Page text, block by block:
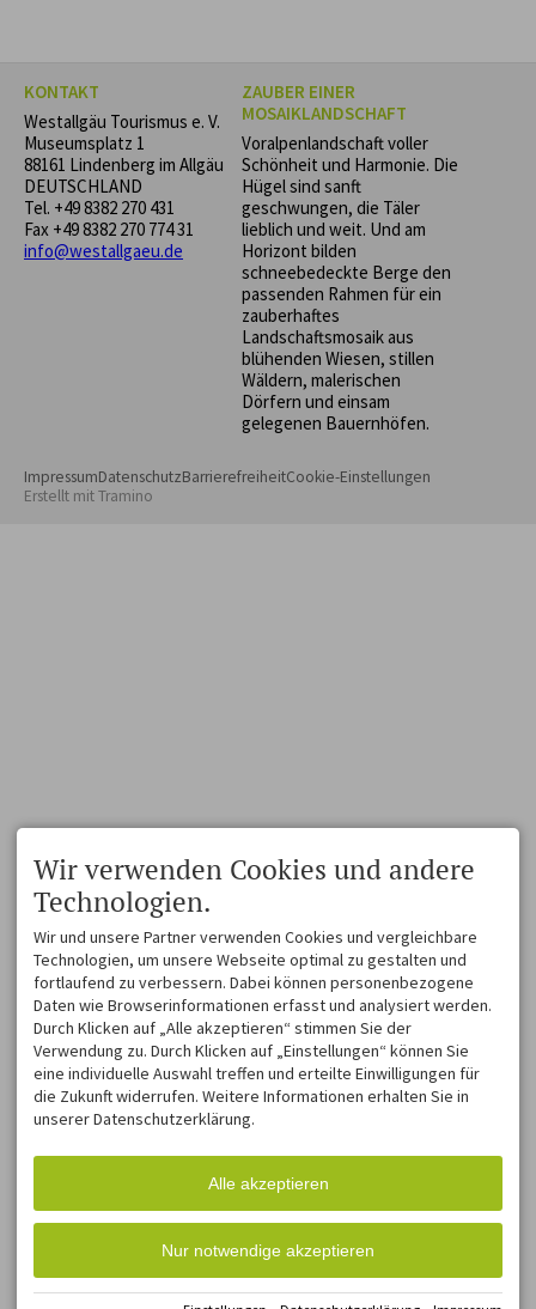
Witterung.
Abend voller Musik
und Gemeinschaft.
KONTAKT
Westallgäu Tourismus e. V.
Museumsplatz 1
88161 Lindenberg im Allgäu
DEUTSCHLAND
Tel. +49 8382 270 431
Fax +49 8382 270 774 31
info@westallgaeu.de
ZAUBER EINER
MOSAIKLANDSCHAFT
Voralpenlandschaft voller
Schönheit und Harmonie. Die
Hügel sind sanft
geschwungen, die Täler
lieblich und weit. Und am
Horizont bilden
schneebedeckte Berge den
passenden Rahmen für ein
zauberhaftes
Landschaftsmosaik aus
blühenden Wiesen, stillen
Wäldern, malerischen
Dörfern und einsam
gelegenen Bauernhöfen.
ImpressumDatenschutzBarrierefreiheitCookie-Einstellungen
Erstellt mitTramino
Wir verwenden Cookies und andere
Technologien.
Wir und unsere Partner verwenden Cookies und vergleichbare
Technologien, um unsere Webseite optimal zu gestalten und
fortlaufend zu verbessern. Dabei können personenbezogene
Daten wie Browserinformationen erfasst und analysiert werden.
Durch Klicken auf „Alle akzeptieren“ stimmen Sie der
Verwendung zu. Durch Klicken auf „Einstellungen“ können Sie
eine individuelle Auswahl treffen und erteilte Einwilligungen für
die Zukunft widerrufen. Weitere Informationen erhalten Sie in
unserer Datenschutzerklärung.
Alle akzeptieren
Nur notwendige akzeptieren